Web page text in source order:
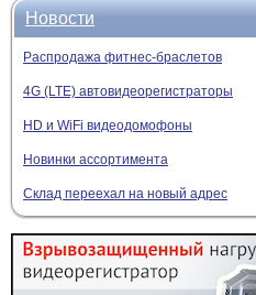
Новости
Распродажа фитнес-браслетов
4G (LTE) автовидеорегистраторы
HD и WiFi видеодомофоны
Новинки ассортимента
Склад переехал на новый адрес